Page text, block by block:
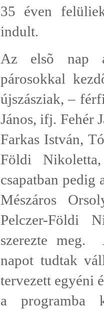
35 éven
indult.
Az elsõ nap
párosokkal
újszásziak, –
János, ifj. Fehér
Farkas István,
Földi
csapatban pedig
Mészáros
Pelczer-Földi
szerezte meg.
napot tudtak
tervezett egyéni
a programba